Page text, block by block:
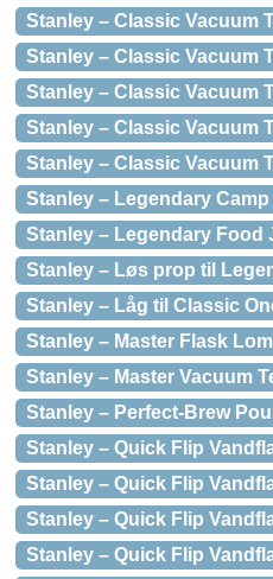
Stanley – Classic Vacuum
Stanley – Classic Vacuum
Stanley – Classic Vacuum
Stanley – Classic Vacuum
Stanley – Classic Vacuum
Stanley – Legendary
Stanley – Legendary Food
Stanley – Løs prop til
Stanley – Låg til Classic
Stanley – Master Flask
Stanley – Master Vacuum
Stanley – Perfect-Brew
Stanley – Quick Flip
Stanley – Quick Flip
Stanley – Quick Flip
Stanley – Quick Flip